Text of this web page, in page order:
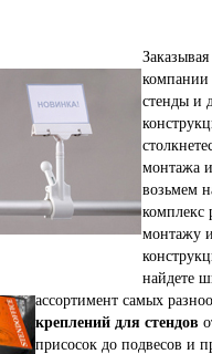
компании
стенды и
монтажа
возьмем
комплекс
монтажу
найдете
ассортимент самых
креплений для стендов
присосок до подвесов и